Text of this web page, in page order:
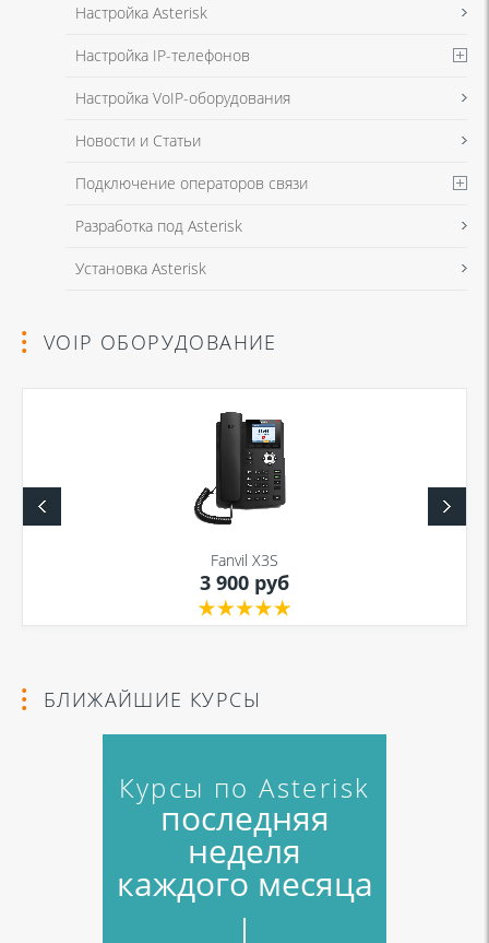
Настройка Asterisk
Настройка IP-телефонов
Настройка VoIP-оборудования
Новости и Статьи
Подключение операторов связи
Разработка под Asterisk
Установка Asterisk
VOIP ОБОРУДОВАНИЕ
Fanvil X3S
3 900 руб
БЛИЖАЙШИЕ КУРСЫ
Курсы по Asterisk
последняя
неделя
каждого месяца